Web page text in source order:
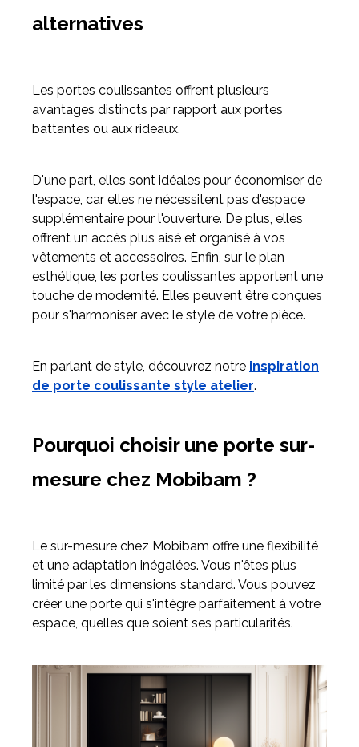
alternatives
Les portes coulissantes offrent plusieurs
avantages distincts par rapport aux portes
battantes ou aux rideaux.
D'une part, elles sont idéales pour économiser de
l'espace, car elles ne nécessitent pas d'espace
supplémentaire pour l'ouverture. De plus, elles
offrent un accès plus aisé et organisé à vos
vêtements et accessoires. Enfin, sur le plan
esthétique, les portes coulissantes apportent une
touche de modernité. Elles peuvent être conçues
pour s'harmoniser avec le style de votre pièce.
En parlant de style, découvrez notre inspiration
de porte coulissante style atelier.
Pourquoi choisir une porte sur-
mesure chez Mobibam ?
Le sur-mesure chez Mobibam offre une flexibilité
et une adaptation inégalées. Vous n'êtes plus
limité par les dimensions standard. Vous pouvez
créer une porte qui s'intègre parfaitement à votre
espace, quelles que soient ses particularités.